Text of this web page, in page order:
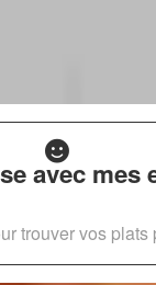
avec mes
trouver vos plats